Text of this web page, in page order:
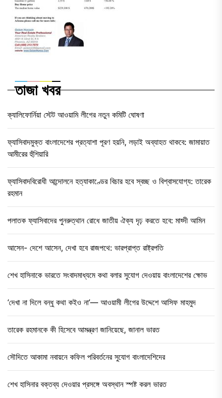
তাজা খবর
ক্যালিফোর্নিয়া স্টেট আওয়ামি লীগের নতুন কমিটি ঘোষণা
ফ্যাসিবাদমুক্ত বাংলাদেশের প্রত্যাশা পূরণ হয়নি, লড়াই অব্যাহত থাকবে: জামায়াত
আমীরের হুঁশিয়ারি
ফ্যাসিবাদবিরোধী আন্দোলনে হত্যাকাণ্ডের বিচার হবে স্বচ্ছ ও বিশ্বাসযোগ্য: তারেক
রহমান
পলাতক ফ্যাসিবাদের পুনরুত্থান রোধে জাতীয় ঐক্য দৃঢ় করতে হবে: মাহ্দী আমিন
আসেন- দেশে আসেন, দেখা হবে রাজপথে: ভারপ্রাপ্ত রাষ্ট্রপতি
শেখ হাসিনাকে ভারতে সংবাদমাধ্যমে কথা বলার সুযোগ দেওয়ায় বাংলাদেশের ক্ষোভ
‘দেখা না দিলে বন্ধু কথা কইও না’— আওয়ামী লীগের উদ্দেশে আসিফ মাহমুদ
তারেক রহমানকে কী হিসেবে আমন্ত্রণ জানিয়েছে, জানাল ভারত
সৌদিতে আকামা নবায়নে কফিল পরিবর্তনের সুযোগ বাংলাদেশিদের
শেখ হাসিনার বক্তব্য দেওয়ার প্রসঙ্গে অবস্থান স্পষ্ট করল ভারত